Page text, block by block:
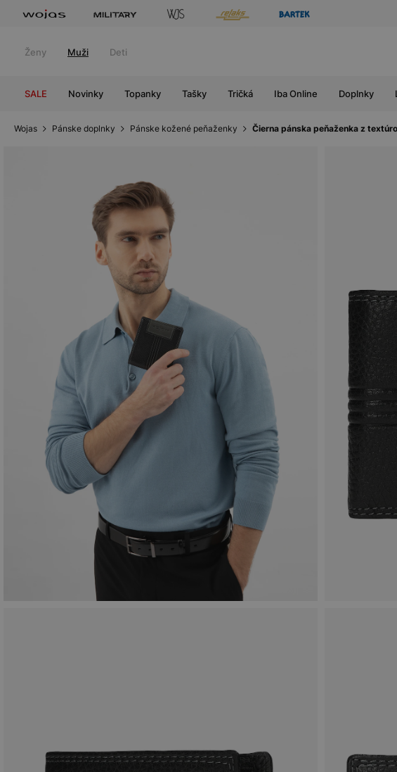
Ženy Muži Deti
SALE Novinky Topanky Tašky Tričká Iba Online Doplnky
Wojas Pánske doplnky Pánske kožené peňaženky Čierna pánska peňaženka z